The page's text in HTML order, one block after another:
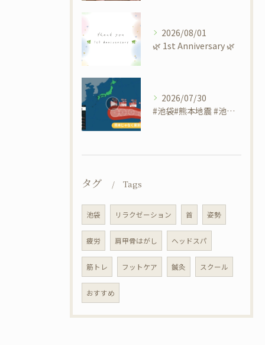
2026/08/01
​🌿 1st Anniversary 🌿
2026/07/30
#池袋#熊本地震 #池袋 #リラクゼーションサロンsheep
タグ Tags
池袋 リラクゼーション 首 姿勢
疲労 肩甲骨はがし ヘッドスパ
筋トレ フットケア 鍼灸 スクール
おすすめ